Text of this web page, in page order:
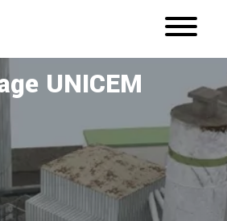
UNICEM